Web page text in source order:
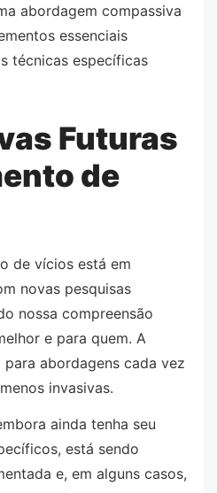
abordagem compassiva
essenciais
técnicas específicas
Futuras
de
de vícios está em
novas pesquisas
nossa compreensão
e para quem. A
abordagens cada vez
invasivas.
ainda tenha seu
está sendo
e, em alguns casos,